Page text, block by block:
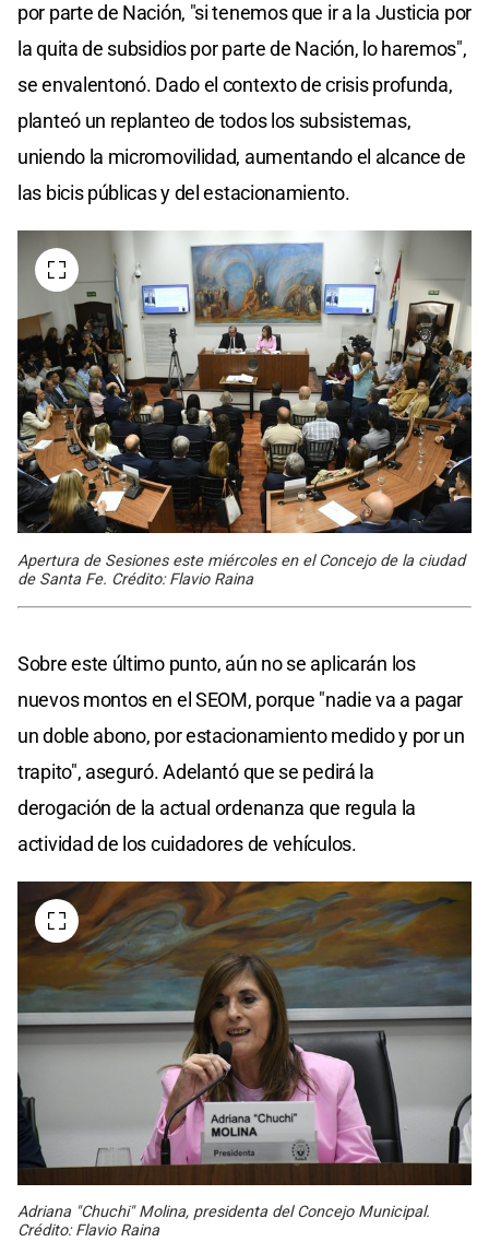
por parte de Nación, "si tenemos que ir a la Justicia por
la quita de subsidios por parte de Nación, lo haremos",
se envalentonó. Dado el contexto de crisis profunda,
planteó un replanteo de todos los subsistemas,
uniendo la micromovilidad, aumentando el alcance de
las bicis públicas y del estacionamiento.
Apertura de Sesiones este miércoles en el Concejo de la ciudad
de Santa Fe. Crédito: Flavio Raina
Sobre este último punto, aún no se aplicarán los
nuevos montos en el SEOM, porque "nadie va a pagar
un doble abono, por estacionamiento medido y por un
trapito", aseguró. Adelantó que se pedirá la
derogación de la actual ordenanza que regula la
actividad de los cuidadores de vehículos.
Adriana "Chuchi" Molina, presidenta del Concejo Municipal.
Crédito: Flavio Raina